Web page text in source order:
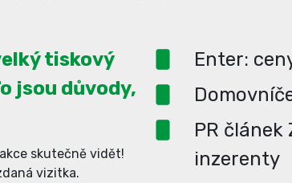
tiskový
jsou důvody,
skutečně vidět!
vizitka.
Enter:
PR článek
inzerenty